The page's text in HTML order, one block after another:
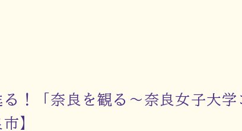
！「奈良を観る～奈良女子大
】